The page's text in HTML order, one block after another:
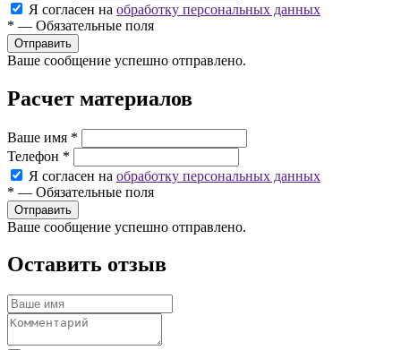
Я согласен на обработку персональных данных
* — Обязательные поля
Ваше сообщение успешно отправлено.
Расчет материалов
Ваше имя *
Телефон *
Я согласен на обработку персональных данных
* — Обязательные поля
Ваше сообщение успешно отправлено.
Оставить отзыв